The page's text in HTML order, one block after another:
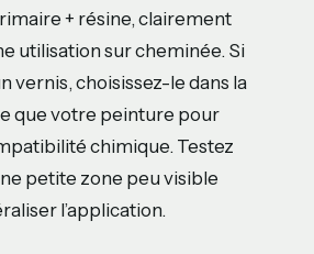
+ résine, clairement
utilisation sur cheminée. Si
vernis, choisissez-le dans la
que votre peinture pour
chimique. Testez
petite zone peu visible
l’application.